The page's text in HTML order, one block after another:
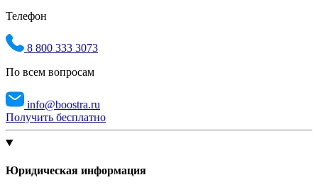
Телефон
8 800 333 3073
По всем вопросам
info@boostra.ru
Получить бесплатно
Юридическая информация